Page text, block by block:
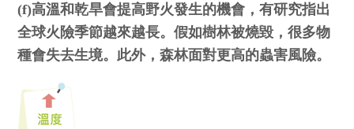
(f)高溫和乾旱會提高野火發生的機會，有研究指出
全球火險季節越來越長。假如樹林被燒毀，很多物
種會失去生境。此外，森林面對更高的蟲害風險。